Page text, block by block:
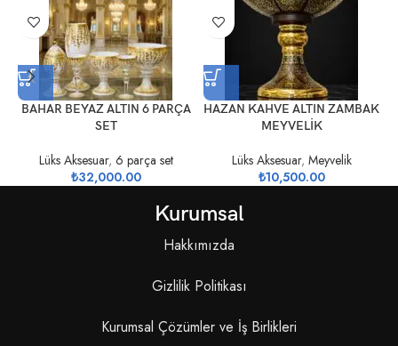
BAHAR BEYAZ ALTIN 6 PARÇA
SET
Lüks Aksesuar, 6 parça set
₺32,000.00
HAZAN KAHVE ALTIN ZAMBAK
MEYVELİK
Lüks Aksesuar, Meyvelik
₺10,500.00
Kurumsal
Hakkımızda
Gizlilik Politikası
Kurumsal Çözümler ve İş Birlikleri